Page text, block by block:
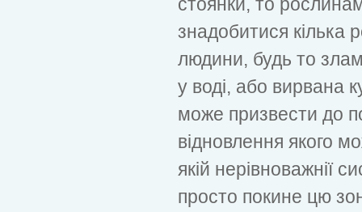
знадобитися кілька
людини, будь то
у воді, або вирвана
може призвести до
відновлення якого
якій нерівноважнії
просто покине цю